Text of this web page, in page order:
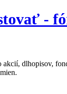
-
dlhopisov,